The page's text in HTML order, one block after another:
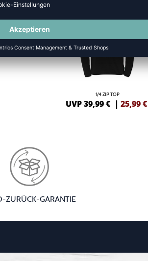
-35%
1/4 ZIP TOP
UVP 39,99 € | 25,99€
ZURÜCK-GARANTIE